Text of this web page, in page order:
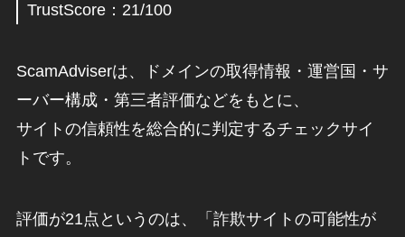
TrustScore：21/100
ScamAdviserは、ドメインの取得情報・運営国・サ
ーバー構成・第三者評価などをもとに、
サイトの信頼性を総合的に判定するチェックサイ
トです。
評価が21点というのは、「詐欺サイトの可能性が